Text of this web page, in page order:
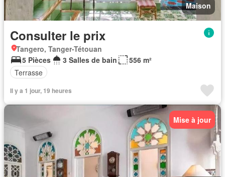
Maison
Consulter le prix
Tangero, Tanger-Tétouan
5 Pièces
3 Salles de bain
556 m²
Terrasse
Il y a 1 jour, 19 heures
Mise à jour